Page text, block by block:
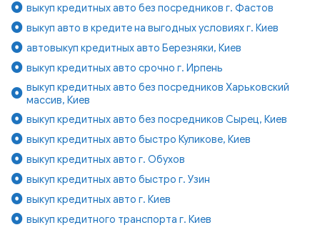
выкуп кредитных авто без посредников г. Фастов
выкуп авто в кредите на выгодных условиях г. Киев
автовыкуп кредитных авто Березняки, Киев
выкуп кредитных авто срочно г. Ирпень
выкуп кредитных авто без посредников Харьковский
массив, Киев
выкуп кредитных авто без посредников Сырец, Киев
выкуп кредитных авто быстро Куликове, Киев
выкуп кредитных авто г. Обухов
выкуп кредитных авто быстро г. Узин
выкуп кредитных авто г. Киев
выкуп кредитного транспорта г. Киев